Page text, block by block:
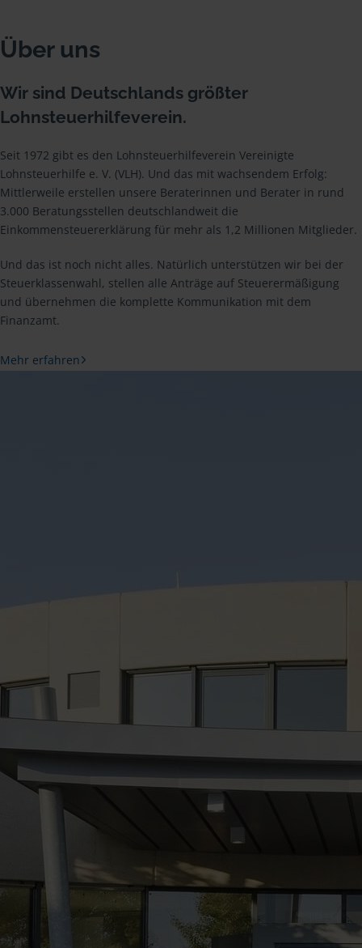
Über uns
Wir sind Deutschlands größter
Lohnsteuerhilfeverein.
Seit 1972 gibt es den Lohnsteuerhilfeverein Vereinigte
Lohnsteuerhilfe e. V. (VLH). Und das mit wachsendem Erfolg:
Mittlerweile erstellen unsere Beraterinnen und Berater in rund
3.000 Beratungsstellen deutschlandweit die
Einkommensteuererklärung für mehr als 1,2 Millionen Mitglieder.
Und das ist noch nicht alles. Natürlich unterstützen wir bei der
Steuerklassenwahl, stellen alle Anträge auf Steuerermäßigung
und übernehmen die komplette Kommunikation mit dem
Finanzamt.
Mehr erfahren